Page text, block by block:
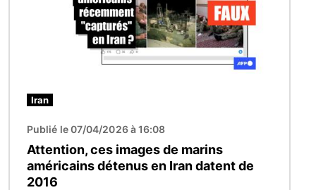
Iran
Publié le 07/04/2026 à 16:08
Attention, ces images de marins
américains détenus en Iran datent de
2016